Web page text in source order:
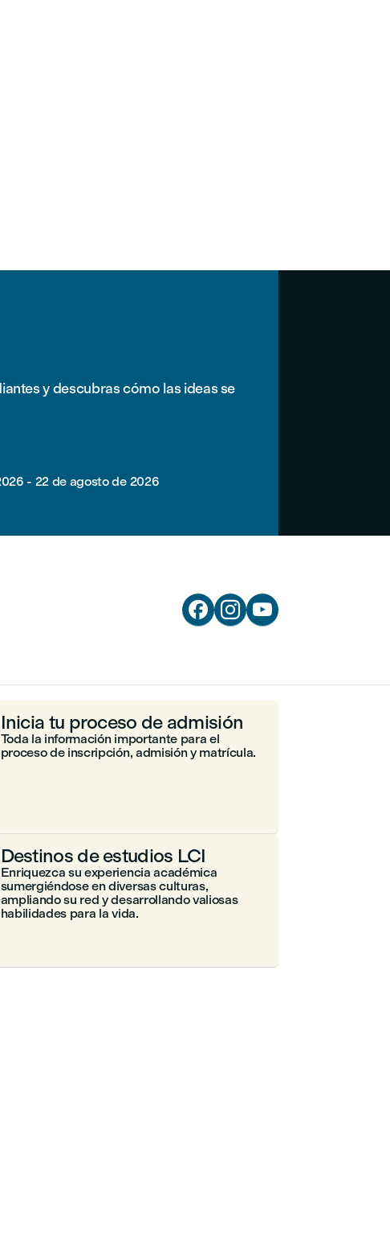
y descubras cómo las ideas se
- 22 de agosto de 2026
  
Inicia tu proceso de admisión
Toda la información importante para el
proceso de inscripción, admisión y matrícula.
Destinos de estudios LCI
Enriquezca su experiencia académica
sumergiéndose en diversas culturas,
ampliando su red y desarrollando valiosas
habilidades para la vida.